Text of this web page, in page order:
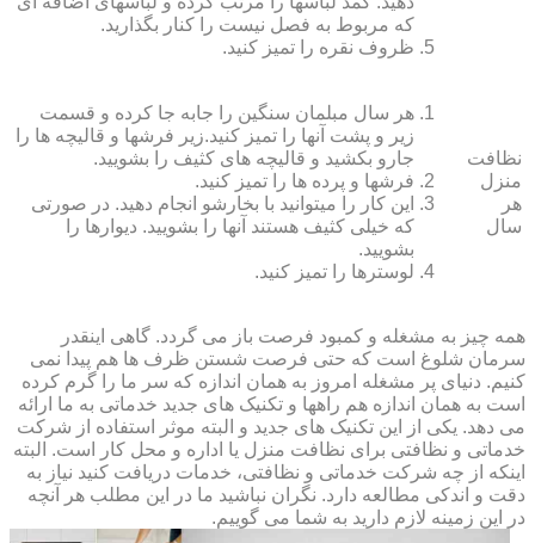
که مربوط به فصل نیست را کنار بگذارید.
ظروف نقره را تمیز کنید.
نظافت
منزل
هر
سال
هر سال مبلمان سنگین را جابه جا کرده و قسمت
زیر و پشت آنها را تمیز کنید.زیر فرش‏ها و قالیچه‏ ها را
جارو بکشید و قالیچه‏ های کثیف را بشویید.
فرش‏ها و پرده ‏ها را تمیز کنید.
این کار را می‏توانید با بخارشو انجام دهید. در صورتی
که خیلی کثیف هستند آنها را بشویید. دیوارها را
بشویید.
لوسترها را تمیز کنید.
همه چیز به مشغله و کمبود فرصت باز می گردد. گاهی اینقدر
سرمان شلوغ است که حتی فرصت شستن ظرف ها هم پیدا نمی
کنیم. دنیای پر مشغله امروز به همان اندازه که سر ما را گرم کرده
است به همان اندازه هم راهها و تکنیک های جدید خدماتی به ما ارائه
می دهد. یکی از این تکنیک های جدید و البته موثر استفاده از شرکت
خدماتی و نظافتی برای نظافت منزل یا اداره و محل کار است. البته
اینکه از چه شرکت خدماتی و نظافتی، خدمات دریافت کنید نیاز به
دقت و اندکی مطالعه دارد. نگران نباشید ما در این مطلب هر آنچه
در این زمینه لازم دارید به شما می گوییم.